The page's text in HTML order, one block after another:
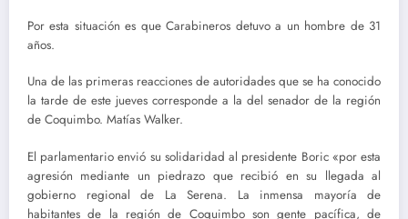
Por esta situación es que Carabineros detuvo a un hombre de 31
años.
Una de las primeras reacciones de autoridades que se ha conocido
la tarde de este jueves corresponde a la del senador de la región
de Coquimbo. Matías Walker.
El parlamentario envió su solidaridad al presidente Boric «por esta
agresión mediante un piedrazo que recibió en su llegada al
gobierno regional de La Serena. La inmensa mayoría de
habitantes de la región de Coquimbo son gente pacífica, de